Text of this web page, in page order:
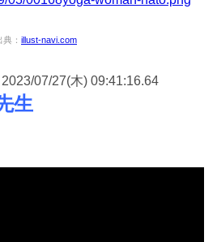
典： illust-navi.com
2023/07/27(木) 09:41:16.64
生